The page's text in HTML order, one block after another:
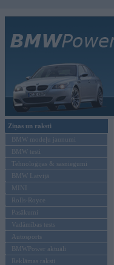
Ziņas un raksti
BMW modeļu jaunumi
BMW testi
Tehnoloģijas & sasniegumi
BMW Latvijā
MINI
Rolls-Royce
Pasākumi
Vadāmības tests
Autosports
BMWPower aktuāli
Reklāmas raksti